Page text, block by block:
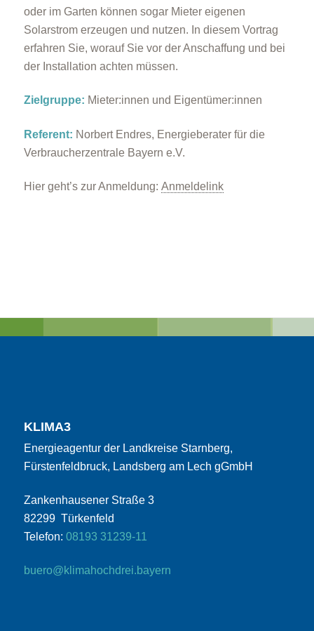
oder im Garten können sogar Mieter eigenen
Solarstrom erzeugen und nutzen. In diesem Vortrag
erfahren Sie, worauf Sie vor der Anschaffung und bei
der Installation achten müssen.
Zielgruppe: Mieter:innen und Eigentümer:innen
Referent: Norbert Endres, Energieberater für die
Verbraucherzentrale Bayern e.V.
Hier geht’s zur Anmeldung: Anmeldelink
KLIMA3
Energieagentur der Landkreise Starnberg,
Fürstenfeldbruck, Landsberg am Lech gGmbH
Zankenhausener Straße 3
82299 Türkenfeld
Telefon: 08193 31239-11
buero@klimahochdrei.bayern